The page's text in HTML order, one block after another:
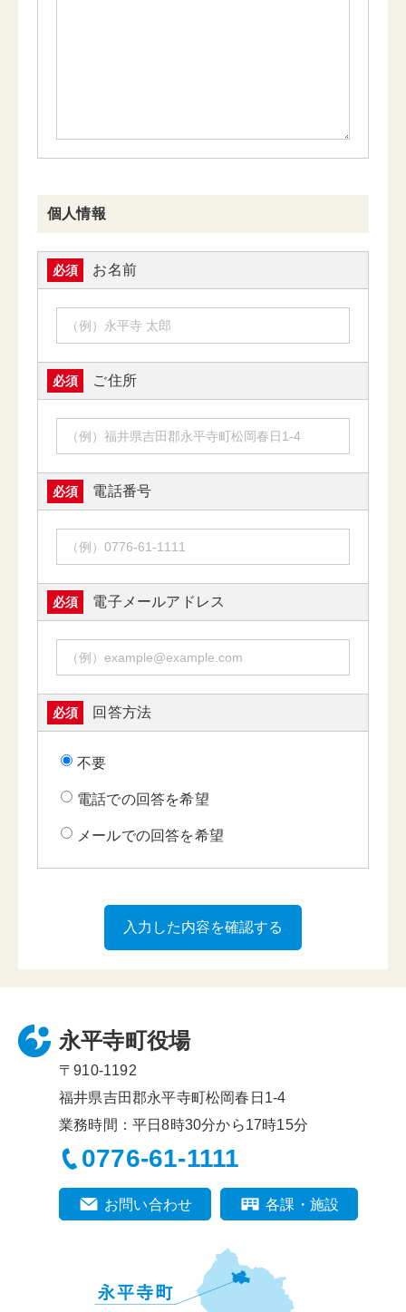
個人情報
必須 お名前
必須 ご住所
必須 電話番号
必須 電子メールアドレス
必須 回答方法
不要
電話での回答を希望
メールでの回答を希望
永平寺町役場
〒910-1192
福井県吉田郡永平寺町松岡春日1-4
業務時間：平日8時30分から17時15分
0776-61-1111
お問い合わせ 各課・施設